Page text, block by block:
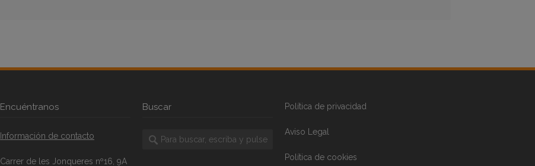
Encuéntranos
Información de contacto
Carrer de les Jonqueres nº16, 9A
Buscar Política de privacidad
Aviso Legal
Política de cookies